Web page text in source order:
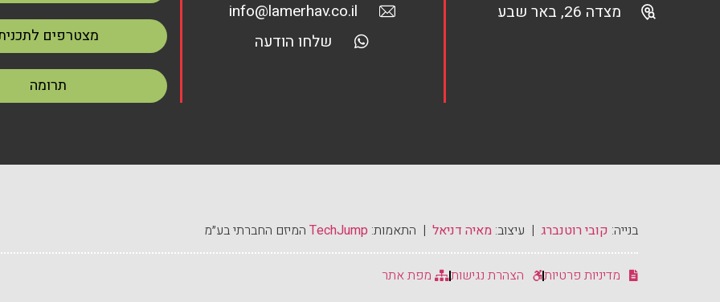
מצדה 26, באר שבע
info@lamerhav.co.il
שלחו הודעה
מצטרפים
תרומה
בנייה: קובי רוטנברג | עיצוב: מאיה דניאל | התאמות: TechJump המיזם החברתי בע״מ
מדיניות פרטיות הצהרת נגישות מפת אתר